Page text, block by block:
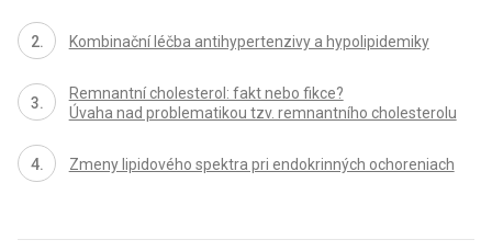
Kombinační léčba antihypertenzivy a hypolipidemiky
Remnantní cholesterol: fakt nebo fikce?
Úvaha nad problematikou tzv. remnantního cholesterolu
Zmeny lipidového spektra pri endokrinných ochoreniach